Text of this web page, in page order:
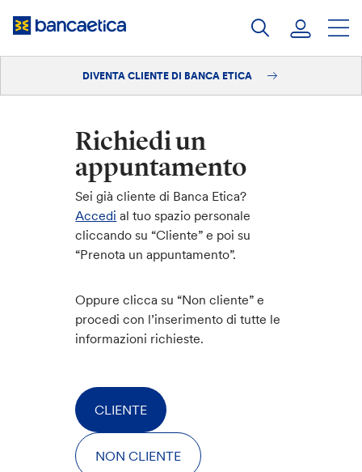
DIVENTA CLIENTE DI BANCA ETICA
Richiedi un
appuntamento
Sei già cliente di Banca Etica?
Accedi al tuo spazio personale
cliccando su “Cliente” e poi su
“Prenota un appuntamento”.
Oppure clicca su “Non cliente” e
procedi con l’inserimento di tutte le
informazioni richieste.
CLIENTE
NON CLIENTE